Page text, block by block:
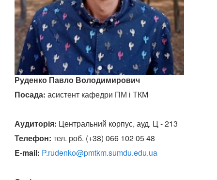
Руденко Павло Володимирович
Посада: асистент кафедри ПМ і ТКМ
Аудиторія: Центральний корпус, ауд. Ц - 213
Телефон: тел. роб. (+38) 066 102 05 48
E-mail: P.rudenko@pmtkm.sumdu.edu.ua